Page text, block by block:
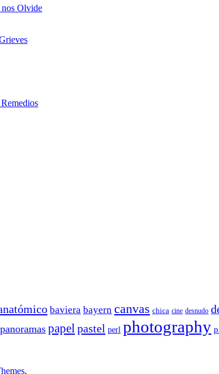
nos Olvide
baviera bayern canvas chica cine desnudo
panoramas papelpastel perl photography
.